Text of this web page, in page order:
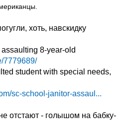
хоть, навскидку
8-year-old
7779689/
student with special needs,
sc-school-janitor-assaul...
отстают - голышом на бабку-